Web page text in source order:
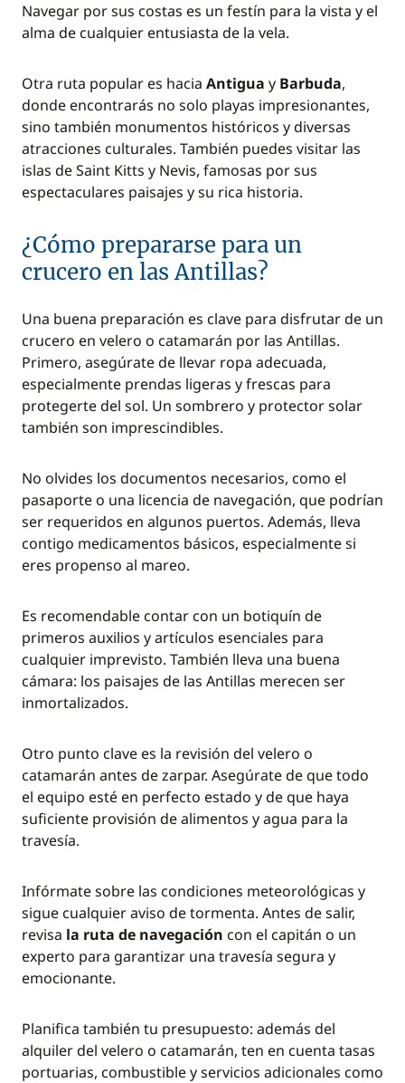
Navegar por sus costas es un festín para la vista y el
alma de cualquier entusiasta de la vela.
Otra ruta popular es hacia Antigua y Barbuda,
donde encontrarás no solo playas impresionantes,
sino también monumentos históricos y diversas
atracciones culturales. También puedes visitar las
islas de Saint Kitts y Nevis, famosas por sus
espectaculares paisajes y su rica historia.
¿Cómo prepararse para un
crucero en las Antillas?
Una buena preparación es clave para disfrutar de un
crucero en velero o catamarán por las Antillas.
Primero, asegúrate de llevar ropa adecuada,
especialmente prendas ligeras y frescas para
protegerte del sol. Un sombrero y protector solar
también son imprescindibles.
No olvides los documentos necesarios, como el
pasaporte o una licencia de navegación, que podrían
ser requeridos en algunos puertos. Además, lleva
contigo medicamentos básicos, especialmente si
eres propenso al mareo.
Es recomendable contar con un botiquín de
primeros auxilios y artículos esenciales para
cualquier imprevisto. También lleva una buena
cámara: los paisajes de las Antillas merecen ser
inmortalizados.
Otro punto clave es la revisión del velero o
catamarán antes de zarpar. Asegúrate de que todo
el equipo esté en perfecto estado y de que haya
suficiente provisión de alimentos y agua para la
travesía.
Infórmate sobre las condiciones meteorológicas y
sigue cualquier aviso de tormenta. Antes de salir,
revisa la ruta de navegación con el capitán o un
experto para garantizar una travesía segura y
emocionante.
Planifica también tu presupuesto: además del
alquiler del velero o catamarán, ten en cuenta tasas
portuarias, combustible y servicios adicionales como